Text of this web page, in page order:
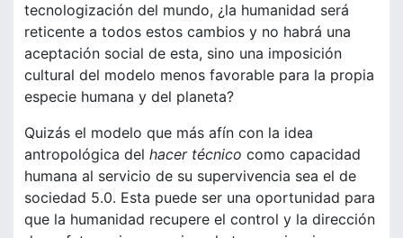
tecnologización del mundo, ¿la humanidad será
reticente a todos estos cambios y no habrá una
aceptación social de esta, sino una imposición
cultural del modelo menos favorable para la propia
especie humana y del planeta?
Quizás el modelo que más afín con la idea
antropológica del hacer técnico como capacidad
humana al servicio de su supervivencia sea el de
sociedad 5.0. Esta puede ser una oportunidad para
que la humanidad recupere el control y la dirección